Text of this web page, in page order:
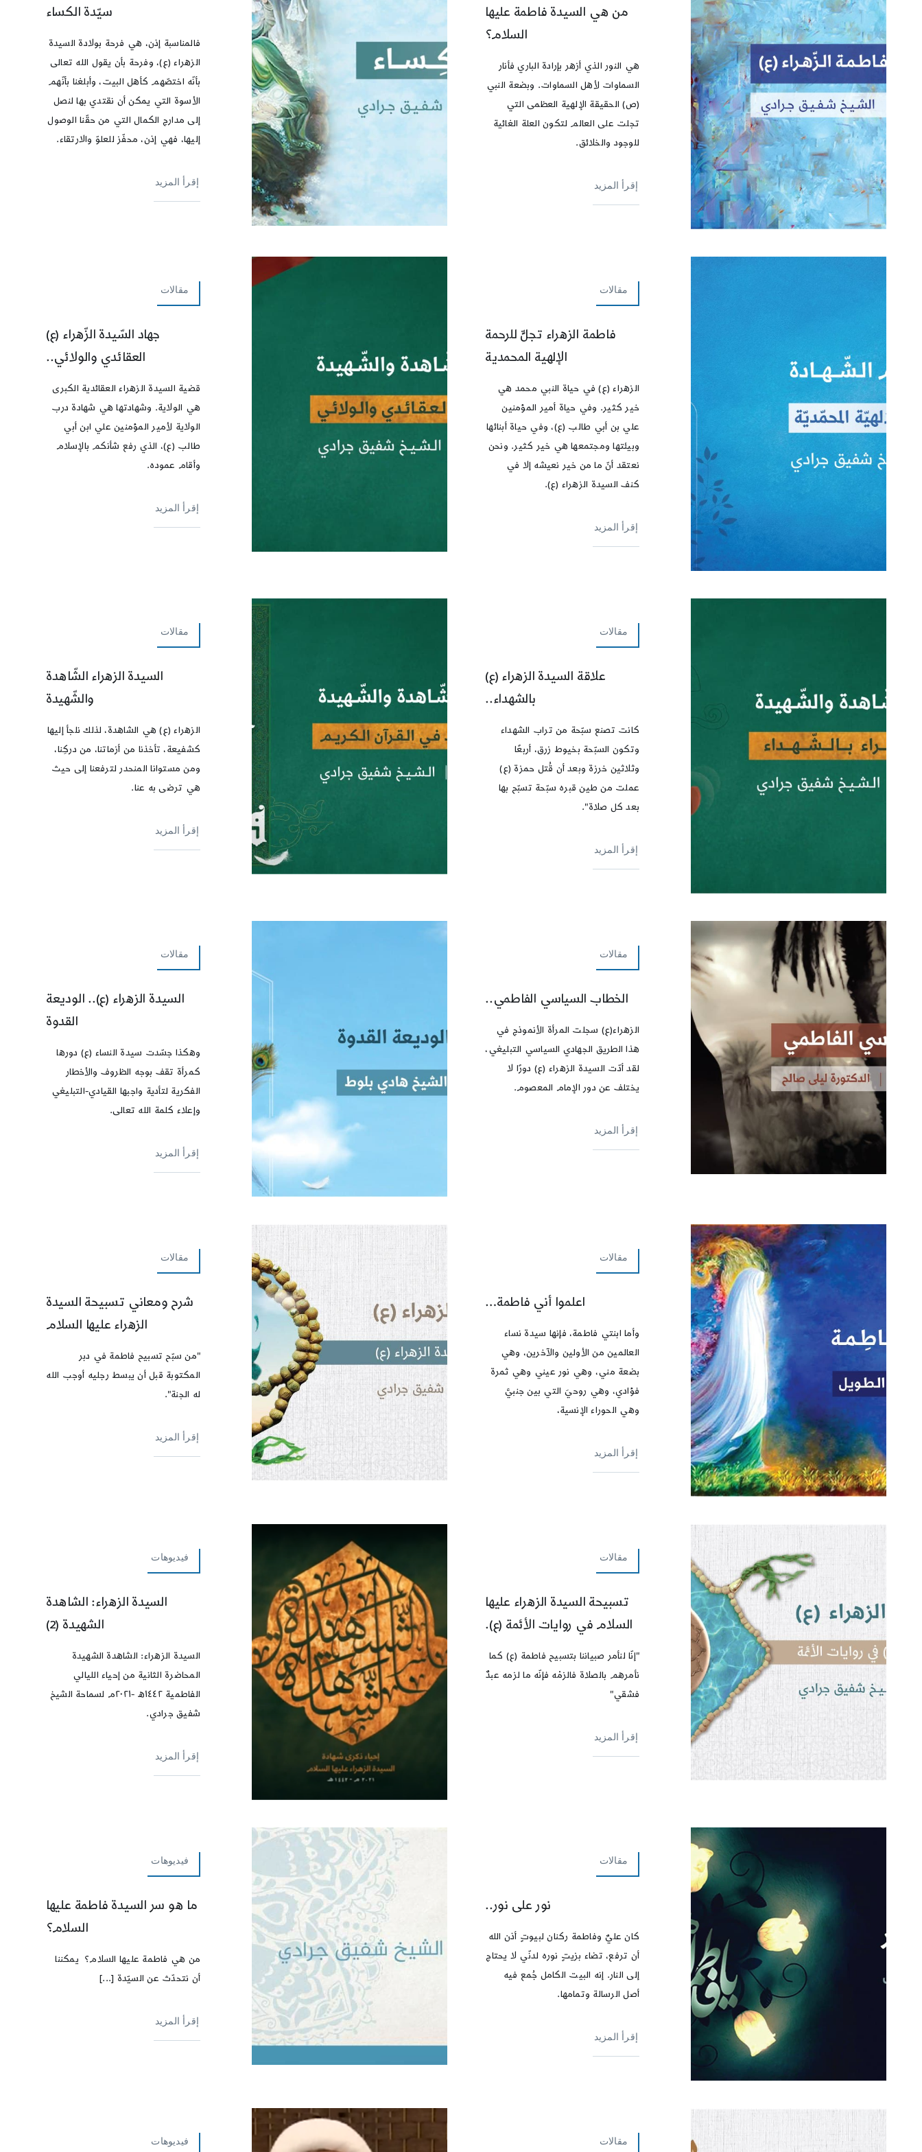
من هي السيدة فاطمة عليها
السلام؟
هي النور الذي أزهر بإرادة الباري فأنار
السماوات لأهل السماوات. وبضعة النبي
(ص) الحقيقة الإلهية العظمى التي
تجلت على العالم لتكون العلة الغائية
للوجود والخلائق.
إقرأ المزيد
سيّدة الكساء
فالمناسبة إذن، هي فرحة بولادة السيدة
الزهراء (ع)، وفرحة بأن يقول الله تعالى
بأنّه اختصّهم كأهل البيت، وأبلغنا بأنّهم
الأسوة التي يمكن أن نقتدي بها لنصل
إلى مدارج الكمال التي من حقّنا الوصول
إليها، فهي إذن، محفّز للعلوّ والارتقاء.
إقرأ المزيد
مقالات
فاطمة الزهراء تجلٍّ للرحمة
الإلهية المحمدية
الزهراء (ع) في حياة النبي محمد هي
خير كثير. وفي حياة أمير المؤمنين
علي بن أبي طالب (ع)، وفي حياة أبنائها
وبيئتها ومجتمعها هي خير كثير. ونحن
نعتقد أنّ ما من خير نعيشه إلا في
كنف السيدة الزهراء (ع).
إقرأ المزيد
مقالات
جهاد السّيدة الزّهراء (ع)
العقائدي والولائي..
قضية السيدة الزهراء العقائدية الكبرى
هي الولاية. وشهادتها هي شهادة درب
الولاية لأمير المؤمنين علي ابن أبي
طالب (ع)، الذي رفع شأنكم بالإسلام
وأقام عموده.
إقرأ المزيد
مقالات
علاقة السيدة الزهراء (ع)
بالشهداء..
كانت تصنع سبّحة من تراب الشهداء
وتكون السبّحة بخيوط زرق، أربعًا
وثلاثين خرزة وبعد أن قُتل حمزة (ع)
عملت من طين قبره سبّحة تسبّح بها
بعد كل صلاة".
إقرأ المزيد
مقالات
السيدة الزهراء الشّاهدة
والشّهيدة
الزهراء (ع) هي الشاهدة، لذلك نلجأ إليها
كشفيعة، تأخذنا من أزماتنا، من دركِنا،
ومن مستوانا المنحدر لترفعنا إلى حيث
هي ترضى به عنا.
إقرأ المزيد
مقالات
الخطاب السياسي الفاطمي..
الزهراء(ع) سجلت المرأة الأنموذج في
هذا الطريق الجهادي السياسي التبليغي،
لقد أدّت السيدة الزهراء (ع) دورًا لا
يختلف عن دور الإمام المعصوم.
إقرأ المزيد
مقالات
السيدة الزهراء (ع).. الوديعة
القدوة
وهكذا جسّدت سيدة النساء (ع) دورها
كمرأة تقف بوجه الظروف والأخطار
الفكرية لتأدية واجبها القيادي-التبليغي
وإعلاء كلمة الله تعالى.
إقرأ المزيد
مقالات
اعلموا أني فاطمة…
وأما ابنتي فاطمة، فإنها سيدة نساء
العالمين من الأولين والآخرين، وهي
بضعة مني، وهي نور عيني وهي ثمرة
فؤادي، وهي روحيَ التي بين جنبيَّ
وهي الحوراء الإنسية،
إقرأ المزيد
مقالات
شرح ومعاني تسبيحة السيدة
الزهراء عليها السلام
"من سبّح تسبيح فاطمة في دبر
المكتوبة قبل أن يبسط رجليه أوجب الله
له الجنة".
إقرأ المزيد
مقالات
تسبيحة السيدة الزهراء عليها
السلام في روايات الأئمة (ع).
"إنّا لنأمر صبياننا بتسبيح فاطمة (ع) كما
نأمرهم بالصلاة فالزمْه فإنّه ما لزمه عبدٌ
فشقي"
إقرأ المزيد
فيديوهات
السيدة الزهراء: الشاهدة
الشهيدة (2)
السيدة الزهراء: الشاهدة الشهيدة
المحاضرة الثانية من إحياء الليالي
الفاطمية ١٤٤٢ه -٢٠٢١م لسماحة الشيخ
شفيق جرادي.
إقرأ المزيد
مقالات
نور على نور..
كان عليٌ وفاطمة ركنان لبيوتٍ أذن الله
أن ترفع، تضاء بزيتٍ نوره لدنّي لا يحتاج
إلى النار. إنه البيت الكامل جُمع فيه
أصل الرسالة وتمامها.
إقرأ المزيد
فيديوهات
ما هو سر السيدة فاطمة عليها
السلام؟
من هي فاطمة عليها السلام؟ يمكننا
أن نتحدّث عن السيّدة [...]
إقرأ المزيد
مقالات فيديوهات